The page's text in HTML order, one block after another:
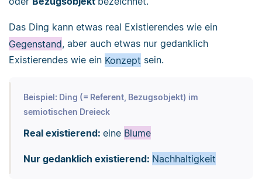
Das Ding kann etwas real Existierendes wie ein
Gegenstand, aber auch etwas nur gedanklich
Existierendes wie ein Konzept sein.
Beispiel: Ding (= Referent, Bezugsobjekt) im
semiotischen Dreieck
Real existierend: eine Blume
Nur gedanklich existierend: Nachhaltigkeit